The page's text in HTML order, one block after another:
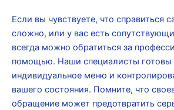
Если вы чувствуете, что справиться
сложно, или у вас есть
всегда можно обратиться за
помощью. Наши специалисты готовы
индивидуальное меню и
вашего состояния. Помните, что
обращение может предотвратить